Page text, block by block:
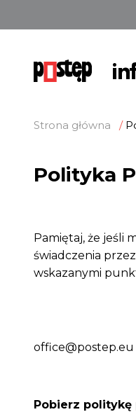
Strona główna
Polityka
Pamiętaj, że jeśli
świadczenia
wskazanymi
office@postep.eu
Pobierz politykę